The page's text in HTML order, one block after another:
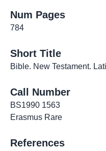
Num Pages
784
Short Title
Bible. New Testament.
Call Number
BS1990 1563
Erasmus Rare
References